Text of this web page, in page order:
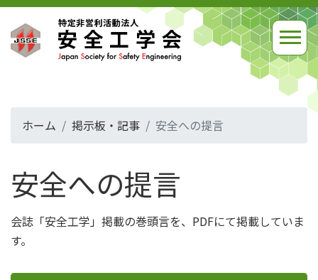
ホーム 掲示板・記事 安全への提言
安全への提言
会誌「安全工学」掲載の巻頭言を、PDFにて掲載していま
す。